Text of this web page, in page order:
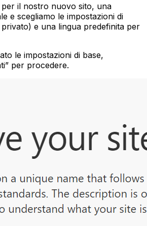
il nostro nuovo sito, una
e scegliamo le impostazioni di
e una lingua predefinita per
le impostazioni di base,
per procedere.